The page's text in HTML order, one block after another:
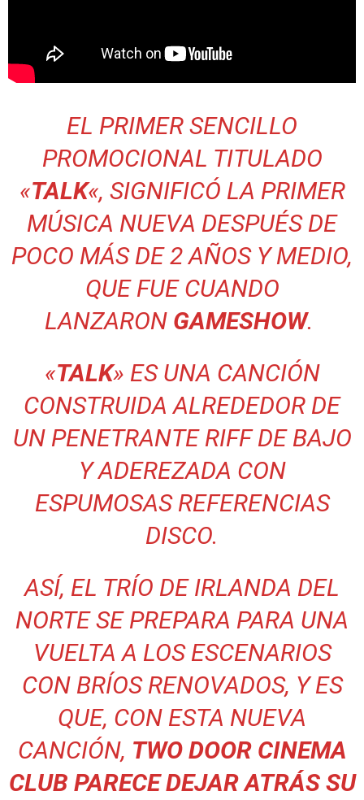
EL PRIMER SENCILLO
PROMOCIONAL TITULADO
«TALK«, SIGNIFICÓ LA PRIMER
MÚSICA NUEVA DESPUÉS DE
POCO MÁS DE 2 AÑOS Y MEDIO,
QUE FUE CUANDO
LANZARON GAMESHOW.
«TALK» ES UNA CANCIÓN
CONSTRUIDA ALREDEDOR DE
UN PENETRANTE RIFF DE BAJO
Y ADEREZADA CON
ESPUMOSAS REFERENCIAS
DISCO.
ASÍ, EL TRÍO DE IRLANDA DEL
NORTE SE PREPARA PARA UNA
VUELTA A LOS ESCENARIOS
CON BRÍOS RENOVADOS, Y ES
QUE, CON ESTA NUEVA
CANCIÓN, TWO DOOR CINEMA
CLUB PARECE DEJAR ATRÁS SU